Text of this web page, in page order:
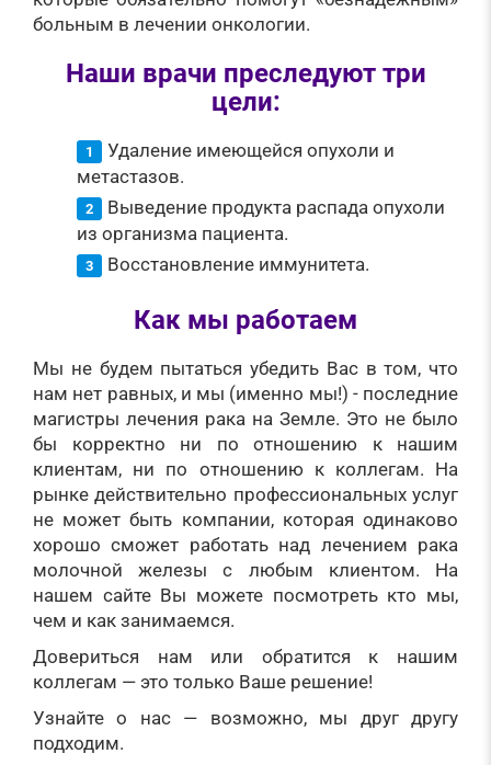
больным в лечении онкологии.
Наши врачи преследуют три
цели:
Удаление имеющейся опухоли и
метастазов.
Выведение продукта распада опухоли
из организма пациента.
Восстановление иммунитета.
Как мы работаем
Мы не будем пытаться убедить Вас в том, что
нам нет равных, и мы (именно мы!) - последние
магистры лечения рака на Земле. Это не было
бы корректно ни по отношению к нашим
клиентам, ни по отношению к коллегам. На
рынке действительно профессиональных услуг
не может быть компании, которая одинаково
хорошо сможет работать над лечением рака
молочной железы с любым клиентом. На
нашем сайте Вы можете посмотреть кто мы,
чем и как занимаемся.
Довериться нам или обратится к нашим
коллегам — это только Ваше решение!
Узнайте о нас — возможно, мы друг другу
подходим.